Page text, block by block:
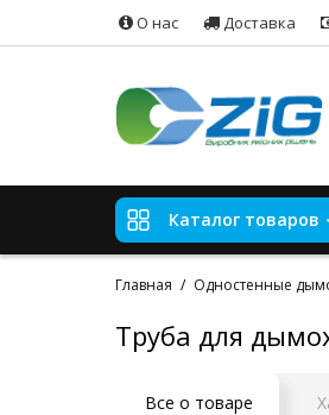
О нас Доставка
Каталог товаров
Главная Одностенные
Труба для
Все о товаре